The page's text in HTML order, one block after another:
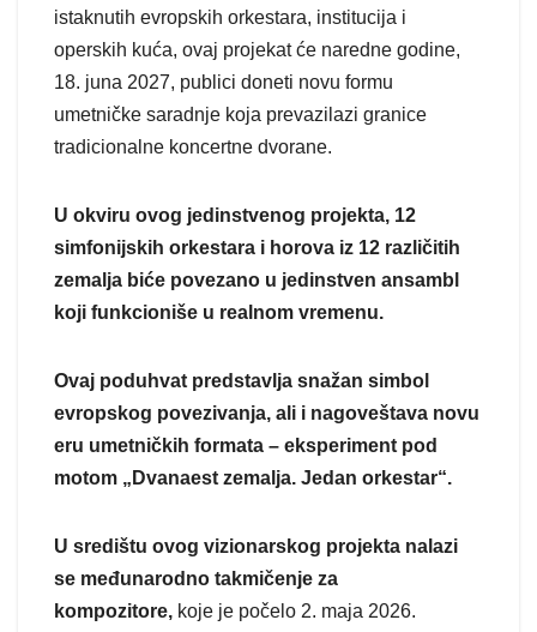
istaknutih evropskih orkestara, institucija i
operskih kuća, ovaj projekat će naredne godine,
18. juna 2027, publici doneti novu formu
umetničke saradnje koja prevazilazi granice
tradicionalne koncertne dvorane.
U okviru ovog jedinstvenog projekta, 12
simfonijskih orkestara i horova iz 12 različitih
zemalja biće povezano u jedinstven ansambl
koji funkcioniše u realnom vremenu.
Ovaj poduhvat predstavlja snažan simbol
evropskog povezivanja, ali i nagoveštava novu
eru umetničkih formata – eksperiment pod
motom „Dvanaest zemalja. Jedan orkestar“.
U središtu ovog vizionarskog projekta nalazi
se međunarodno takmičenje za
kompozitore, koje je počelo 2. maja 2026.